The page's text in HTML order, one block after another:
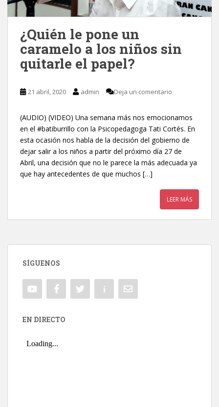
¿Quién le pone un
caramelo a los niños sin
quitarle el papel?
21 abril, 2020 admin Deja un comentario
(AUDIO) (VIDEO) Una semana más nos emocionamos
en el #batiburrillo con la Psicopedagoga Tati Cortés. En
esta ocasión nos habla de la decisión del gobierno de
dejar salir a los niños a partir del próximo día 27 de
Abril, una decisión que no le parece la más adecuada ya
que hay antecedentes de que muchos […]
LEER MÁS
SÍGUENOS
EN DIRECTO